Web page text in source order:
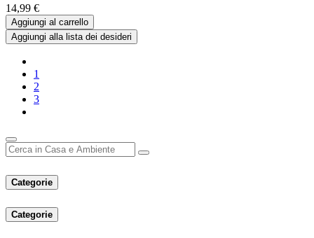
14,99 €
Aggiungi al carrello
Aggiungi alla lista dei desideri
1
2
3
Categorie
Categorie